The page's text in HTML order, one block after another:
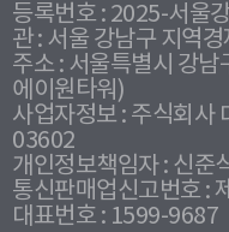
등록번호 : 2025-서울
관 : 서울 강남구 지역
주소 : 서울특별시 강
에이원타워)
사업자정보 : 주식회사
03602
개인정보책임자 : 신준
통신판매업신고번호 :
대표번호 : 1599-9687